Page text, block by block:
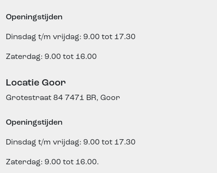
Openingstijden
Dinsdag t/m vrijdag: 9.00 tot 17.30
Zaterdag: 9.00 tot 16.00
Locatie Goor
Grotestraat 84 7471 BR, Goor
Openingstijden
Dinsdag t/m vrijdag: 9.00 tot 17.30
Zaterdag: 9.00 tot 16.00.